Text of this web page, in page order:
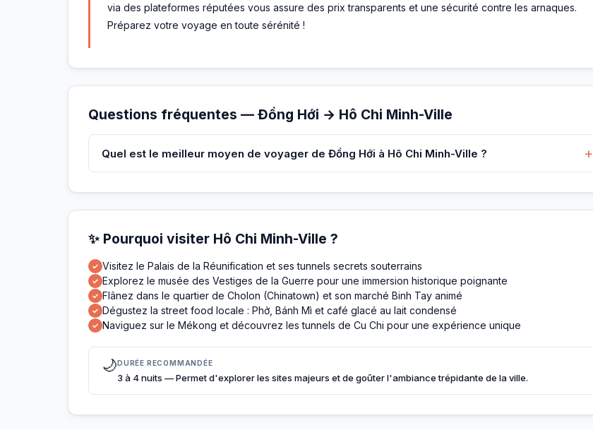
via des plateformes réputées vous assure des prix transparents et une sécurité contre les arnaques.
Préparez votre voyage en toute sérénité !
Questions fréquentes — Đồng Hới → Hô Chi Minh-Ville
Quel est le meilleur moyen de voyager de Đồng Hới à Hô Chi Minh-Ville ? +
✨ Pourquoi visiter Hô Chi Minh-Ville ?
✓ Visitez le Palais de la Réunification et ses tunnels secrets souterrains
✓ Explorez le musée des Vestiges de la Guerre pour une immersion historique poignante
✓ Flânez dans le quartier de Cholon (Chinatown) et son marché Binh Tay animé
✓ Dégustez la street food locale : Phở, Bánh Mì et café glacé au lait condensé
✓ Naviguez sur le Mékong et découvrez les tunnels de Cu Chi pour une expérience unique
🌙DURÉE RECOMMANDÉE
3 à 4 nuits — Permet d'explorer les sites majeurs et de goûter l'ambiance trépidante de la ville.